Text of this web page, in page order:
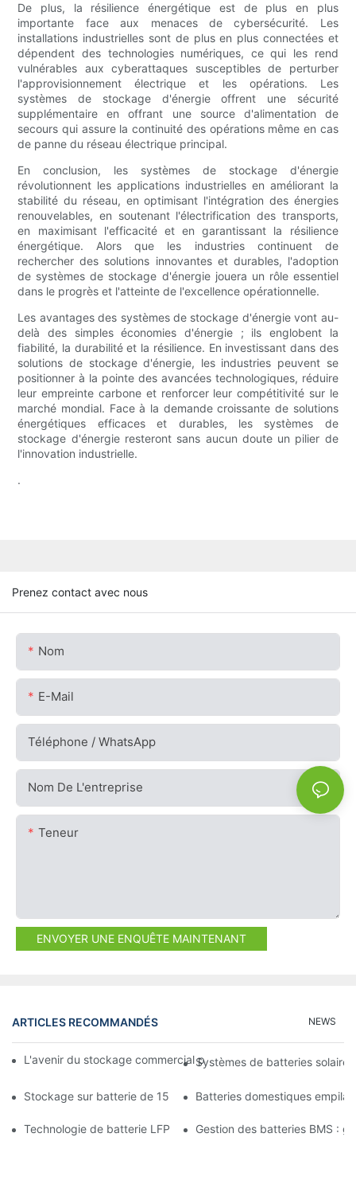
De plus, la résilience énergétique est de plus en plus
importante face aux menaces de cybersécurité. Les
installations industrielles sont de plus en plus connectées et
dépendent des technologies numériques, ce qui les rend
vulnérables aux cyberattaques susceptibles de perturber
l'approvisionnement électrique et les opérations. Les
systèmes de stockage d'énergie offrent une sécurité
supplémentaire en offrant une source d'alimentation de
secours qui assure la continuité des opérations même en cas
de panne du réseau électrique principal.
En conclusion, les systèmes de stockage d'énergie
révolutionnent les applications industrielles en améliorant la
stabilité du réseau, en optimisant l'intégration des énergies
renouvelables, en soutenant l'électrification des transports,
en maximisant l'efficacité et en garantissant la résilience
énergétique. Alors que les industries continuent de
rechercher des solutions innovantes et durables, l'adoption
de systèmes de stockage d'énergie jouera un rôle essentiel
dans le progrès et l'atteinte de l'excellence opérationnelle.
Les avantages des systèmes de stockage d'énergie vont au-
delà des simples économies d'énergie ; ils englobent la
fiabilité, la durabilité et la résilience. En investissant dans des
solutions de stockage d'énergie, les industries peuvent se
positionner à la pointe des avancées technologiques, réduire
leur empreinte carbone et renforcer leur compétitivité sur le
marché mondial. Face à la demande croissante de solutions
énergétiques efficaces et durables, les systèmes de
stockage d'énergie resteront sans aucun doute un pilier de
l'innovation industrielle.
.
Prenez contact avec nous
Nom
E-Mail
Téléphone / WhatsApp
Nom De L'entreprise
Teneur
ENVOYER UNE ENQUÊTE MAINTENANT
ARTICLES RECOMMANDÉS NEWS
L'avenir du stockage commercial par batterie : tendances et
Systèmes de batteries
Stockage sur batterie de 15 kW : alimentez votre avenir en
Batteries domestiques
Technologie de batterie LFP : un choix durable pour le
Gestion des batteries BMS :